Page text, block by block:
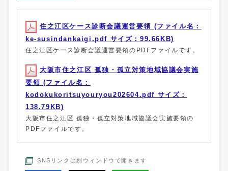
住之江区ケース診断会議運営要領 (ファイル名：
ke-susindankaigi.pdf サイズ：99.66KB)
住之江区ケース診断会議運営要領のPDFファイルです。
大阪市住之江区 孤独・孤立対策地域協議会実施
要領 (ファイル名：
kodokukoritsuyouryou202604.pdf サイズ：
138.79KB)
大阪市住之江区 孤独・孤立対策地域協議会実施要領の
PDFファイルです。
SNSリンクは別ウィンドウで開きます